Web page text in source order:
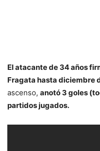
El atacante de 34 años
Fragata hasta diciembre
ascenso, anotó 3 goles
partidos jugados.